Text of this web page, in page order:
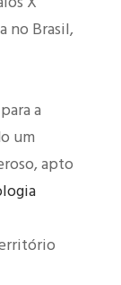
no Brasil,
a
um
apto